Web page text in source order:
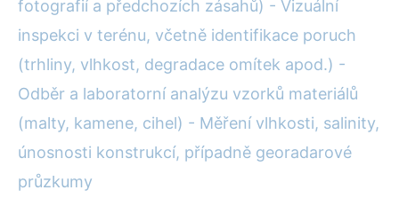
fotografií a předchozích zásahů) - Vizuální
inspekci v terénu, včetně identifikace poruch
(trhliny, vlhkost, degradace omítek apod.) -
Odběr a laboratorní analýzu vzorků materiálů
(malty, kamene, cihel) - Měření vlhkosti, salinity,
únosnosti konstrukcí, případně georadarové
průzkumy